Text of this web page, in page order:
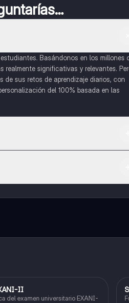
Basándonos en los millones
realmente significativas y relevantes.
sus retos de aprendizaje diarios, con
del 100% basada en las
a determinadas funciones.
II
del examen universitario EXANI-